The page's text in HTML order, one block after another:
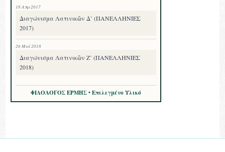
18 Απρ 2017
Διαγώνισμα Λατινικῶν Δ’ (ΠΑΝΕΛΛΗΝΙΕΣ
2017)
26 Μαΐ 2018
Διαγώνισμα Λατινικῶν Ζ’ (ΠΑΝΕΛΛΗΝΙΕΣ
2018)
ΦΙΛΟΛΟΓΟΣ ΕΡΜΗΣ • Επιλεγμένο Υλικό